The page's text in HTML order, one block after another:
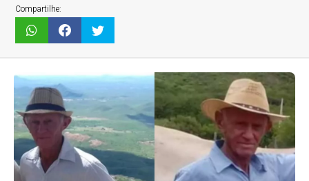
Compartilhe: